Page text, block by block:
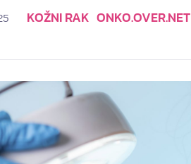
KOŽNI RAK ONKO.OVER.NET